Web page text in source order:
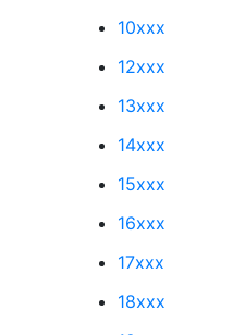
10xxx
12xxx
13xxx
14xxx
15xxx
16xxx
17xxx
18xxx